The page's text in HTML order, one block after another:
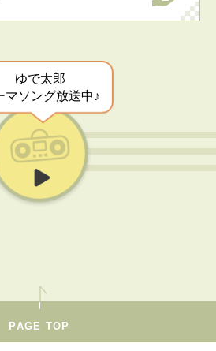
ゆで太郎
マソング放送中♪
PAGE TOP